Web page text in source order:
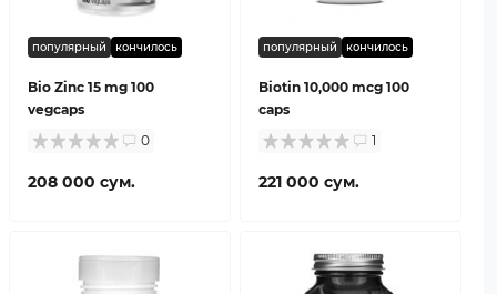
популярный кончилось
Bio Zinc 15 mg 100
vegcaps
0
208 000 сум.
популярный кончилось
Biotin 10,000 mcg 100
caps
1
221 000 сум.